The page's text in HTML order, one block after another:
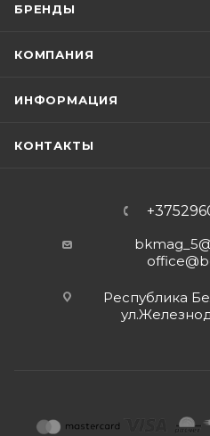
БРЕНДЫ
КОМПАНИЯ
ИНФОРМАЦИЯ
КОНТАКТЫ
Республика